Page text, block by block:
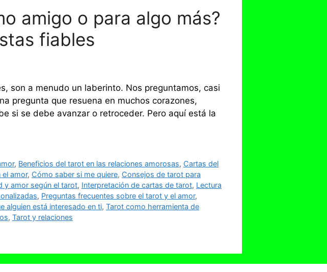
amigo o para algo más?
fiables
son a menudo un laberinto. Nos preguntamos, casi
pregunta que resuena en muchos corazones,
si se debe avanzar o retroceder. Pero aquí está la
, Beneficios del tarot en las relaciones amorosas, Cartas del
el amor, Cómo saber si me quiere, Consejos de tarot para
y amor según el tarot, Interpretación de cartas de tarot, Lectura
, Preguntas frecuentes sobre el tarot y el amor,
alguien está interesado en ti, Tarot como herramienta de
, Tarot y relaciones